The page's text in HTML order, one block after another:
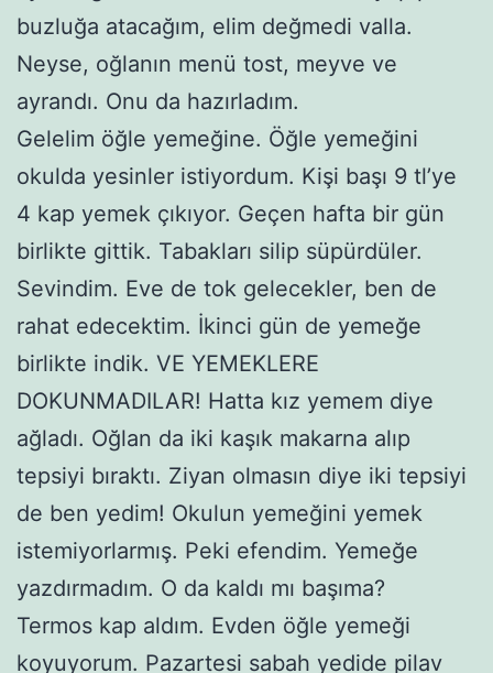
buzluğa atacağım, elim değmedi valla.
Neyse, oğlanın menü tost, meyve ve
ayrandı. Onu da hazırladım.
Gelelim öğle yemeğine. Öğle yemeğini
okulda yesinler istiyordum. Kişi başı 9 tl’ye
4 kap yemek çıkıyor. Geçen hafta bir gün
birlikte gittik. Tabakları silip süpürdüler.
Sevindim. Eve de tok gelecekler, ben de
rahat edecektim. İkinci gün de yemeğe
birlikte indik. VE YEMEKLERE
DOKUNMADILAR! Hatta kız yemem diye
ağladı. Oğlan da iki kaşık makarna alıp
tepsiyi bıraktı. Ziyan olmasın diye iki tepsiyi
de ben yedim! Okulun yemeğini yemek
istemiyorlarmış. Peki efendim. Yemeğe
yazdırmadım. O da kaldı mı başıma?
Termos kap aldım. Evden öğle yemeği
koyuyorum. Pazartesi sabah yedide pilav